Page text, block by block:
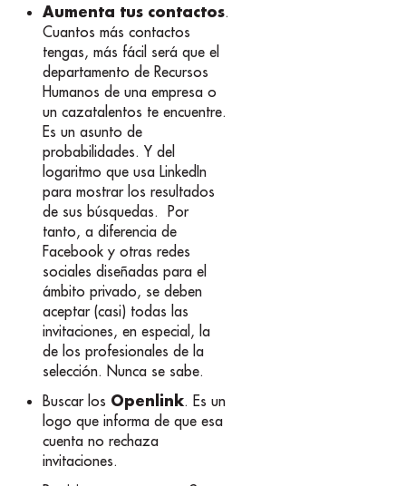
Aumenta tus contactos.
Cuantos más contactos
tengas, más fácil será que el
departamento de Recursos
Humanos de una empresa o
un cazatalentos te encuentre.
Es un asunto de
probabilidades. Y del
logaritmo que usa LinkedIn
para mostrar los resultados
de sus búsquedas. Por
tanto, a diferencia de
Facebook y otras redes
sociales diseñadas para el
ámbito privado, se deben
aceptar (casi) todas las
invitaciones, en especial, la
de los profesionales de la
selección. Nunca se sabe.
Buscar los Openlink. Es un
logo que informa de que esa
cuenta no rechaza
invitaciones.